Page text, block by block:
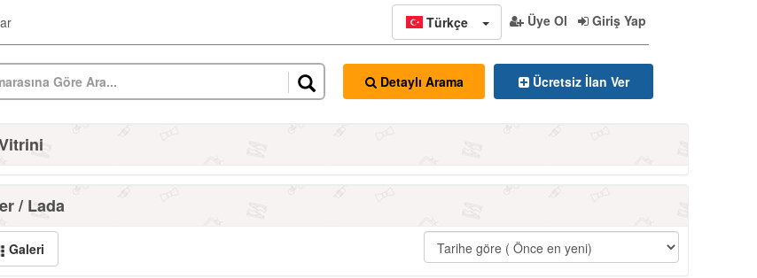
Türkçe Üye Ol Giriş Yap
Detaylı Arama Ücretsiz İlan Ver
/ Lada
Galeri